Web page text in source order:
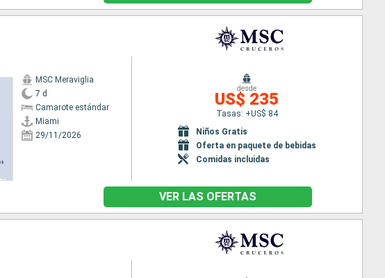
MSC Meraviglia
7 d
Camarote estándar
Miami
29/11/2026
desde
US$ 235
Tasas: +US$ 84
Niños Gratis
Oferta en paquete de bebidas
Comidas incluidas
VER LAS OFERTAS